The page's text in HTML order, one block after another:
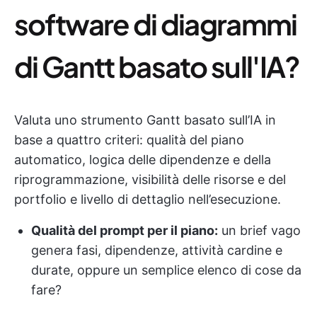
software di diagrammi
di Gantt basato sull'IA?
Valuta uno strumento Gantt basato sull’IA in
base a quattro criteri: qualità del piano
automatico, logica delle dipendenze e della
riprogrammazione, visibilità delle risorse e del
portfolio e livello di dettaglio nell’esecuzione.
Qualità del prompt per il piano: un brief vago
genera fasi, dipendenze, attività cardine e
durate, oppure un semplice elenco di cose da
fare?